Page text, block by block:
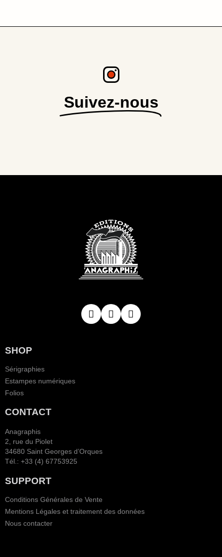
Suivez-nous
SHOP
Sérigraphies
Estampes numériques
Folios
CONTACT
Anagraphis
2, rue du Piolet
34680 Saint Georges d’Orques
Tél.: +33 (4) 67753925
SUPPORT
Conditions Générales de Vente
Mentions Légales et traitement des données
Nous contacter